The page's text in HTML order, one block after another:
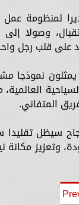
لمنظومة
وصولا إلى
على قلب رجل
نموذجا
العالمية،
المتفاني.
سيظل تقليدا
مكانة